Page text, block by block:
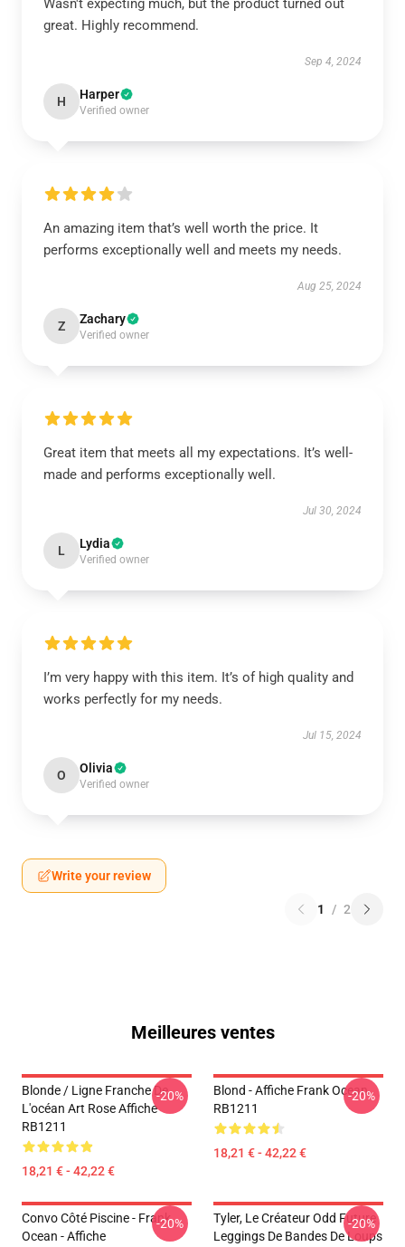
Wasn't expecting much, but the product turned out
great. Highly recommend.
Sep 4, 2024
H Harper
Verified owner
An amazing item that’s well worth the price. It
performs exceptionally well and meets my needs.
Aug 25, 2024
Z Zachary
Verified owner
Great item that meets all my expectations. It’s well-
made and performs exceptionally well.
Jul 30, 2024
L Lydia
Verified owner
I’m very happy with this item. It’s of high quality and
works perfectly for my needs.
Jul 15, 2024
O Olivia
Verified owner
Write your review
1 / 2
Meilleures ventes
Blonde / Ligne Franche De
L'océan Art Rose Affiche
RB1211
18,21 € - 42,22 €
-20%
Blond - Affiche Frank Ocean
RB1211
18,21 € - 42,22 €
-20%
Convo Côté Piscine - Frank
Ocean - Affiche
-20%
Tyler, Le Créateur Odd Future
Leggings De Bandes De Loups
-20%